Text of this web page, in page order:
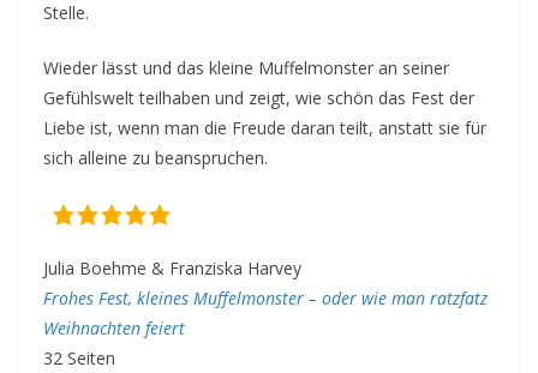
Stelle.
Wieder lässt und das kleine Muffelmonster an seiner
Gefühlswelt teilhaben und zeigt, wie schön das Fest der
Liebe ist, wenn man die Freude daran teilt, anstatt sie für
sich alleine zu beanspruchen.
Julia Boehme & Franziska Harvey
Frohes Fest, kleines Muffelmonster – oder wie man ratzfatz
Weihnachten feiert
32 Seiten